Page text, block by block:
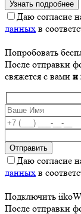
Даю согласие
данных в
Попробовать
После отправки
свяжется с вами и
Даю согласие
данных в
Подключить
После отправки